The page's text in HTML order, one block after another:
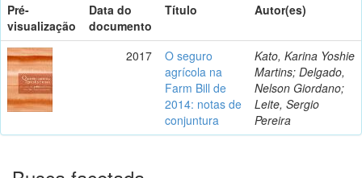
Pré-
visualização
Data do
documento
Título Autor(es)
2017
O seguro
agrícola na
Farm Bill de
2014: notas de
conjuntura
Kato, Karina Yoshie
Martins; Delgado,
Nelson Giordano;
Leite, Sergio
Pereira